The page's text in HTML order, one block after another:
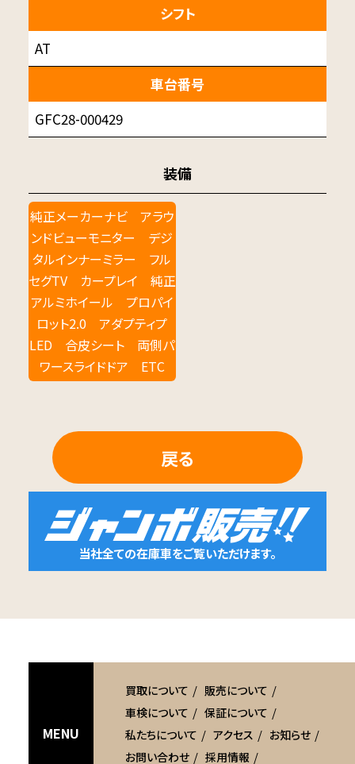
シフト
AT
車台番号
GFC28-000429
装備
純正メーカーナビ アラウ
ンドビューモニター デジ
タルインナーミラー フル
セグTV カープレイ 純正
アルミホイール プロパイ
ロット2.0 アダプティプ
LED 合皮シート 両側パ
ワースライドドア ETC
戻る
当社全ての在庫車をご覧いただけます。
MENU
買取について
販売について
車検について
保証について
私たちについて
アクセス
お知らせ
お問い合わせ
採用情報